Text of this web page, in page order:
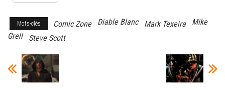
Mots-clés Comic Zone Diable Blanc Mark Texeira
Mike
Grell
Steve Scott